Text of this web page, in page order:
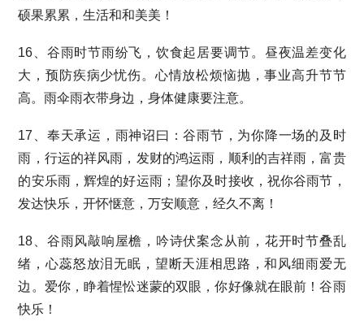
硕果累累，生活和和美美！
16、谷雨时节雨纷飞，饮食起居要调节。昼夜温差变化
大，预防疾病少忧伤。心情放松烦恼抛，事业高升节节
高。雨伞雨衣带身边，身体健康要注意。
17、奉天承运，雨神诏曰：谷雨节，为你降一场的及时
雨，行运的祥风雨，发财的鸿运雨，顺利的吉祥雨，富贵
的安乐雨，辉煌的好运雨；望你及时接收，祝你谷雨节，
发达快乐，开怀惬意，万安顺意，经久不离！
18、谷雨风敲响屋檐，吟诗伏案念从前，花开时节叠乱
绪，心蕊怒放泪无眠，望断天涯相思路，和风细雨爱无
边。爱你，睁着惺忪迷蒙的双眼，你好像就在眼前！谷雨
快乐！